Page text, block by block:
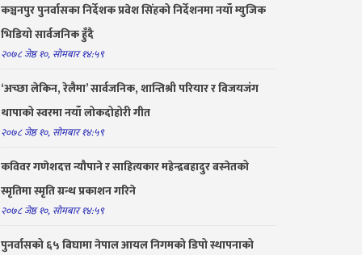
कञ्चनपुर पुनर्वासका निर्देशक प्रवेश सिंहको निर्देशनमा नयाँ म्युजिक
भिडियो सार्वजनिक हुँदै
२०७८ जेष्ठ १०, सोमबार १४:५९
‘अच्छा लेकिन, रेलैमा’ सार्वजनिक, शान्तिश्री परियार र विजयजंग
थापाको स्वरमा नयाँ लोकदोहोरी गीत
२०७८ जेष्ठ १०, सोमबार १४:५९
कविवर गणेशदत्त न्यौपाने र साहित्यकार महेन्द्रबहादुर बस्नेतको
स्मृतिमा स्मृति ग्रन्थ प्रकाशन गरिने
२०७८ जेष्ठ १०, सोमबार १४:५९
पुनर्वासको ६५ बिघामा नेपाल आयल निगमको डिपो स्थापनाको